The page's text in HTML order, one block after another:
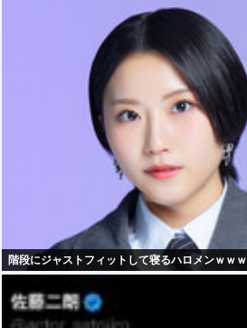
階段にジャストフィットして寝るハロメンｗｗｗ